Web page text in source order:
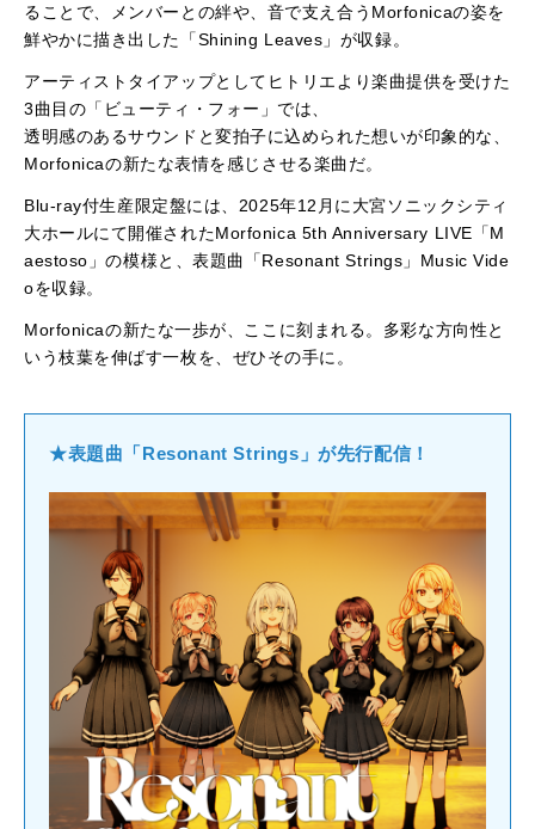
ることで、メンバーとの絆や、音で支え合うMorfonicaの姿を
鮮やかに描き出した「Shining Leaves」が収録。
アーティストタイアップとしてヒトリエより楽曲提供を受けた
3曲目の「ビューティ・フォー」では、
透明感のあるサウンドと変拍子に込められた想いが印象的な、
Morfonicaの新たな表情を感じさせる楽曲だ。
Blu-ray付生産限定盤には、2025年12月に大宮ソニックシティ
大ホールにて開催されたMorfonica 5th Anniversary LIVE「M
aestoso」の模様と、表題曲「Resonant Strings」Music Vide
oを収録。
Morfonicaの新たな一歩が、ここに刻まれる。多彩な方向性と
いう枝葉を伸ばす一枚を、ぜひその手に。
★表題曲「Resonant Strings」が先行配信！